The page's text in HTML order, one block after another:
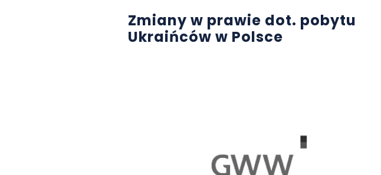
Zmiany w prawie dot. pobytu
Ukraińców w Polsce